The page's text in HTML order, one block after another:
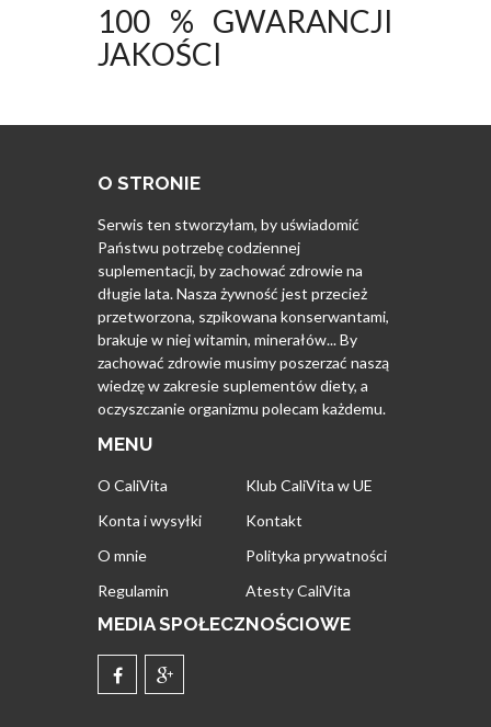
100 % GWARANCJI
JAKOŚCI
O STRONIE
Serwis ten stworzyłam, by uświadomić
Państwu potrzebę codziennej
suplementacji, by zachować zdrowie na
długie lata. Nasza żywność jest przecież
przetworzona, szpikowana konserwantami,
brakuje w niej witamin, minerałów... By
zachować zdrowie musimy poszerzać naszą
wiedzę w zakresie suplementów diety, a
oczyszczanie organizmu polecam każdemu.
MENU
O CaliVita
Klub CaliVita w UE
Konta i wysyłki
Kontakt
O mnie
Polityka prywatności
Regulamin
Atesty CaliVita
MEDIA SPOŁECZNOŚCIOWE